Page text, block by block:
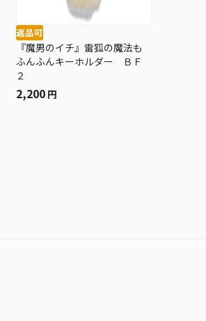
返品可
『魔男のイチ』雷狐の魔法も
ふんふんキーホルダー ＢＦ
２
2,200 円